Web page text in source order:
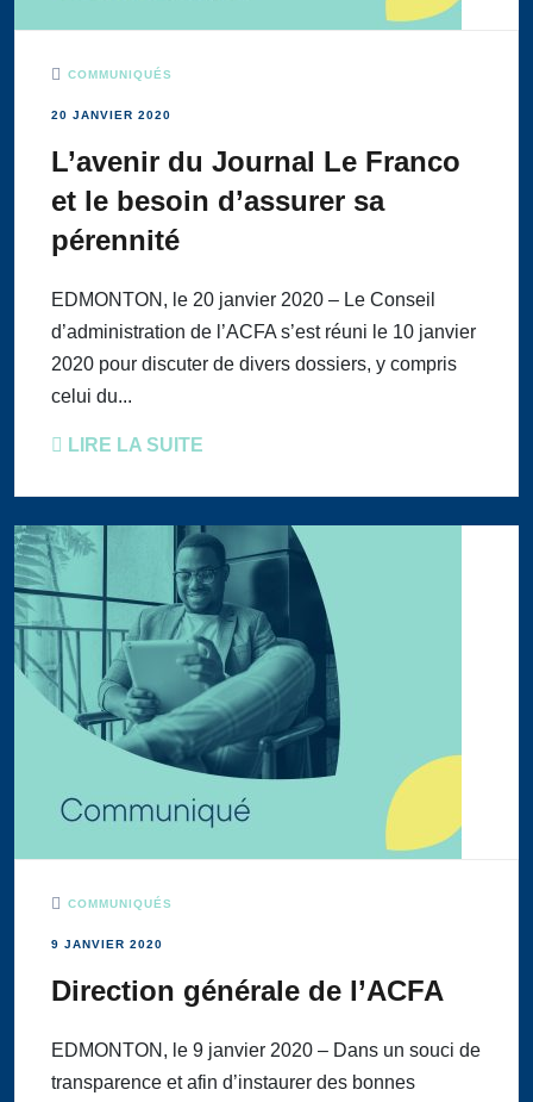
COMMUNIQUÉS
20 JANVIER 2020
L’avenir du Journal Le Franco
et le besoin d’assurer sa
pérennité
EDMONTON, le 20 janvier 2020 – Le Conseil
d’administration de l’ACFA s’est réuni le 10 janvier
2020 pour discuter de divers dossiers, y compris
celui du...
LIRE LA SUITE
COMMUNIQUÉS
9 JANVIER 2020
Direction générale de l’ACFA
EDMONTON, le 9 janvier 2020 – Dans un souci de
transparence et afin d’instaurer des bonnes